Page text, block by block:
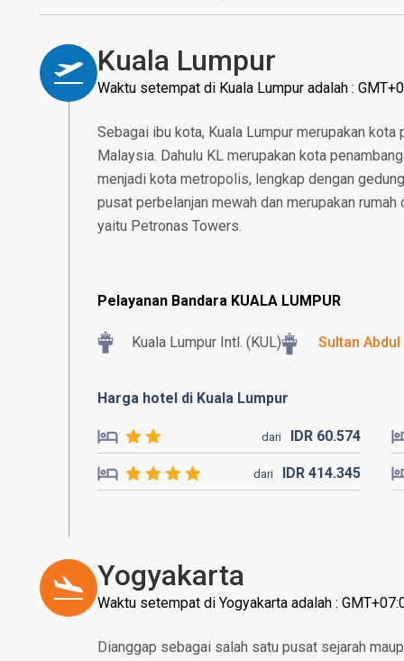
Kuala Lumpur
Waktu setempat di Kuala Lumpur adalah :
Sebagai ibu kota, Kuala Lumpur merupakan
Malaysia. Dahulu KL merupakan kota
menjadi kota metropolis, lengkap dengan
pusat perbelanjan mewah dan merupakan
yaitu Petronas Towers.
Pelayanan Bandara KUALA LUMPUR
Kuala Lumpur Intl. (KUL) Sultan
Harga hotel di Kuala Lumpur
dari IDR 60.574
dari IDR 414.345
Yogyakarta
Waktu setempat di Yogyakarta adalah :
Dianggap sebagai salah satu pusat sejarah